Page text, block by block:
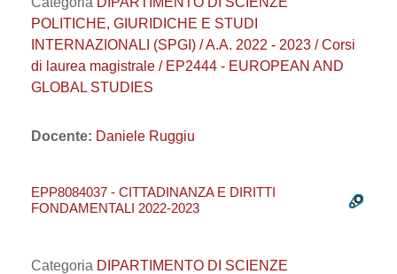
POLITICHE, GIURIDICHE E STUDI
INTERNAZIONALI (SPGI) / A.A. 2022 - 2023 / Corsi
di laurea magistrale / EP2444 - EUROPEAN AND
GLOBAL STUDIES
Docente: Daniele Ruggiu
EPP8084037 - CITTADINANZA E DIRITTI
FONDAMENTALI 2022-2023
Categoria DIPARTIMENTO DI SCIENZE